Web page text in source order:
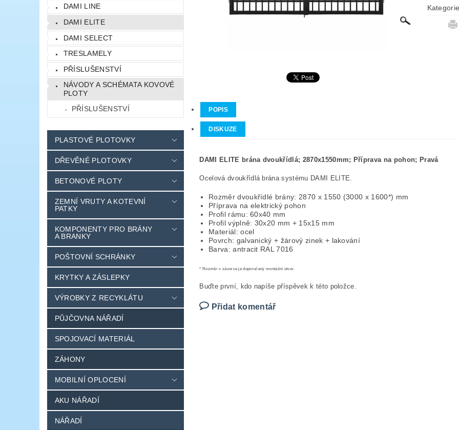
DAMI LINE
DAMI ELITE
DAMI SELECT
TRESLAMELY
PŘÍSLUŠENSTVÍ
NÁVODY A SCHÉMATA KOVOVÉ
PLOTY
PŘÍSLUŠENSTVÍ
PLASTOVÉ PLOTOVKY
DŘEVĚNÉ PLOTOVKY
BETONOVÉ PLOTY
ZEMNÍ VRUTY A KOTEVNÍ
PATKY
KOMPONENTY PRO BRÁNY
A BRANKY
POŠTOVNÍ SCHRÁNKY
KRYTKY A ZÁSLEPKY
VÝROBKY Z RECYKLÁTU
PŮJČOVNA NÁŘADÍ
SPOJOVACÍ MATERIÁL
ZÁHONY
MOBILNÍ OPLOCENÍ
AKU NÁŘADÍ
NÁŘADÍ
POPIS
DISKUZE
DAMI ELITE brána dvoukřídlá; 2870x1550mm; Příprava na pohon; Pravá
Ocelová dvoukřídlá brána systému DAMI ELITE.
Rozměr dvoukřídlé brány: 2870 x 1550 (3000 x 1600*) mm
Příprava na elektrický pohon
Profil rámu: 60x40 mm
Profil výplně: 30x20 mm + 15x15 mm
Materiál: ocel
Povrch: galvanický + žárový zinek + lakování
Barva: antracit RAL 7016
* Rozměr v závorce je doporučený montážní otvor.
Buďte první, kdo napíše příspěvek k této položce.
Přidat komentář